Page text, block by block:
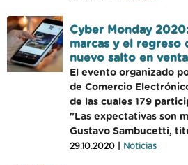
Cyber Monday
marcas y el regreso
nuevo salto en
El evento organizado
de Comercio
de las cuales 179
"Las expectativas son
Gustavo Sambucetti,
29.10.2020 | Noticias